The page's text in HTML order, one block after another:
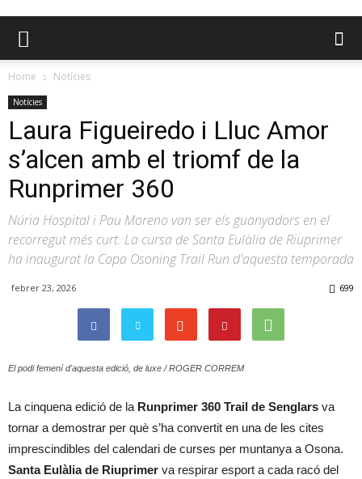
Home Notícies
Notícies
Laura Figueiredo i Lluc Amor
s’alcen amb el triomf de la
Runprimer 360
Núria Hospital i Pau Moreno van ser els guanyadors en el
recorregut més curt. La cursa de Santa Eulàlia de Riuprimer
ha inaugurat la Copa Osoning Trail Run d'aquesta temporada
febrer 23, 2026 699
El podi femení d'aquesta edició, de luxe / ROGER CORREM
La cinquena edició de la Runprimer 360 Trail de Senglars va
tornar a demostrar per què s’ha convertit en una de les cites
imprescindibles del calendari de curses per muntanya a Osona.
Santa Eulàlia de Riuprimer va respirar esport a cada racó del